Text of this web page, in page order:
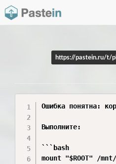
https://pastein.ru/t/
Ошибка понятна:
Выполните:
```bash
mount "$ROOT" /